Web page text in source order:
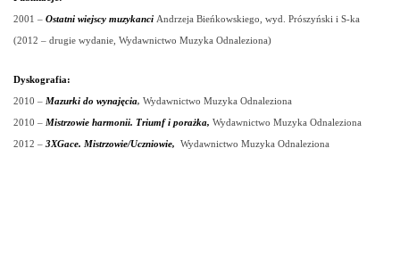
2001 – Ostatni wiejscy muzykanci Andrzeja Bieńkowskiego, wyd. Prószyński i S-ka
(2012 – drugie wydanie, Wydawnictwo Muzyka Odnaleziona)
Dyskografia:
2010 – Mazurki do wynajęcia, Wydawnictwo Muzyka Odnaleziona
2010 – Mistrzowie harmonii. Triumf i porażka, Wydawnictwo Muzyka Odnaleziona
2012 – 3XGace. Mistrzowie/Uczniowie, Wydawnictwo Muzyka Odnaleziona